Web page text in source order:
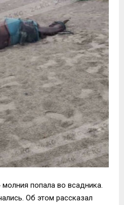
попала во всадника.
Об этом рассказал